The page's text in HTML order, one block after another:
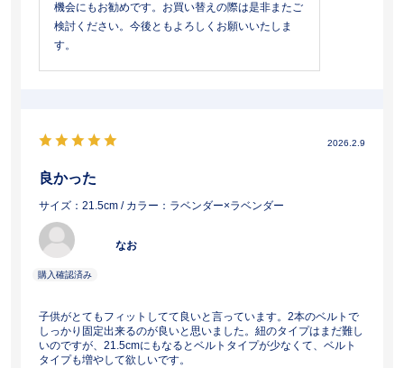
機会にもお勧めです。お買い替えの際は是非またご
検討ください。今後ともよろしくお願いいたしま
す。
2026.2.9
良かった
サイズ：21.5cm / カラー：ラベンダー×ラベンダー
なお
子供がとてもフィットしてて良いと言っています。2本のベルトで
しっかり固定出来るのが良いと思いました。紐のタイプはまだ難し
いのですが、21.5cmにもなるとベルトタイプが少なくて、ベルト
タイプも増やして欲しいです。